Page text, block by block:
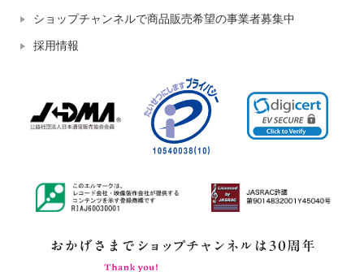
ショップチャンネルで商品販売希望の事業者募集中
採用情報